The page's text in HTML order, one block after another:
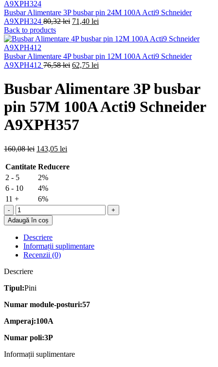
Busbar Alimentare 3P busbar pin 24M 100A Acti9 Schneider
A9XPH324 80,32lei 71,40 lei
Back to products
Busbar Alimentare 4P busbar pin 12M 100A Acti9 Schneider
A9XPH412 76,58lei 62,75 lei
Busbar Alimentare 3P busbar
pin 57M 100A Acti9 Schneider
A9XPH357
160,08lei 143,05 lei
Cantitate Reducere
2 - 5
2%
6 - 10
4%
11 +
6%
Adaugă în coș
Descriere
Informații suplimentare
Recenzii (0)
Descriere
Tipul:Pini
Numar module-posturi:57
Amperaj:100A
Numar poli:3P
Informații suplimentare